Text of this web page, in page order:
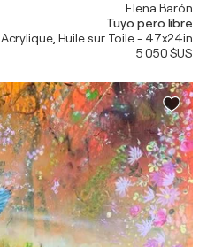
Elena Barón
Tuyo pero libre
Acrylique, Huile sur Toile - 47x24in
5 050 $US